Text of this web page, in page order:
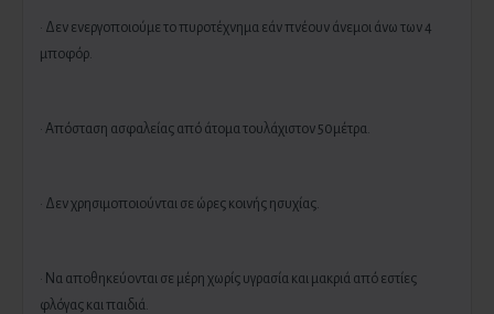
· Δεν ενεργοποιούμε το πυροτέχνημα εάν πνέουν άνεμοι άνω των 4
μποφόρ.
· Απόσταση ασφαλείας από άτομα τουλάχιστον 50μέτρα.
· Δεν χρησιμοποιούνται σε ώρες κοινής ησυχίας.
· Να αποθηκεύονται σε μέρη χωρίς υγρασία και μακριά από εστίες
φλόγας και παιδιά.